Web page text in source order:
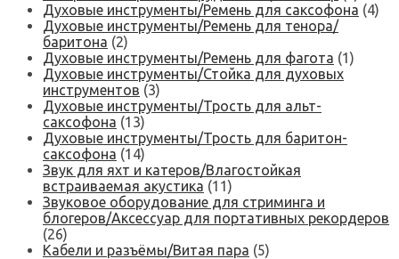
Духовые инструменты/Ремень для саксофона (4)
Духовые инструменты/Ремень для тенора/
баритона (2)
Духовые инструменты/Ремень для фагота (1)
Духовые инструменты/Стойка для духовых
инструментов (3)
Духовые инструменты/Трость для альт-
саксофона (13)
Духовые инструменты/Трость для баритон-
саксофона (14)
Звук для яхт и катеров/Влагостойкая
встраиваемая акустика (11)
Звуковое оборудование для стриминга и
блогеров/Аксессуар для портативных рекордеров
(26)
Кабели и разъёмы/Витая пара (5)